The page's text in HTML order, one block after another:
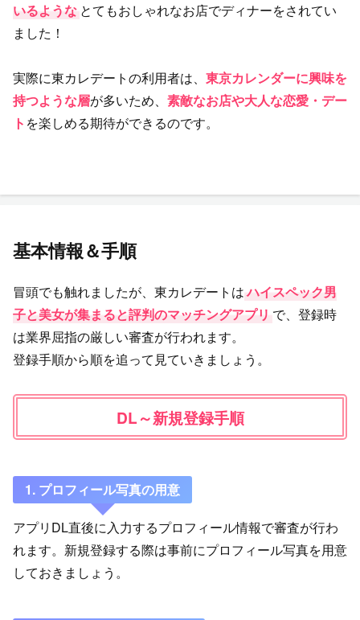
いるような とてもおしゃれなお店でディナーをされてい
ました！
実際に東カレデートの利用者は、 東京カレンダーに興味を
持つような層が多いため、 素敵なお店や大人な恋愛・デー
ト を楽しめる期待ができるのです。
基本情報＆手順
冒頭でも触れましたが、東カレデートはハイスペック男
子と美女が集まると評判のマッチングアプリ で、登録時
は業界屈指の厳しい審査が行われます。
登録手順から順を追って見ていきましょう。
DL～新規登録手順
1. プロフィール写真の用意
アプリDL直後に入力するプロフィール情報で審査が行わ
れます。新規登録する際は事前にプロフィール写真を用意
しておきましょう。